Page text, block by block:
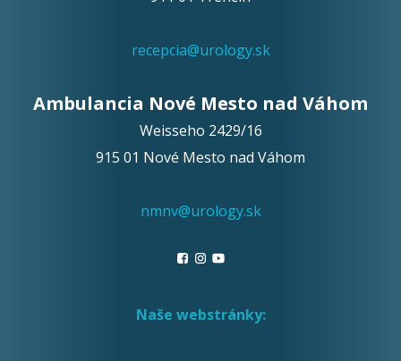
recepcia@urology.sk
Ambulancia Nové Mesto nad Váhom
Weisseho 2429/16
915 01 Nové Mesto nad Váhom
nmnv@urology.sk
Naše webstránky: